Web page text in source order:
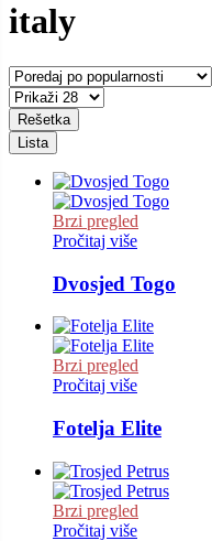
italy
Rešetka
Lista
Brzi pregled
Pročitaj više
Dvosjed Togo
Brzi pregled
Pročitaj više
Fotelja Elite
Brzi pregled
Pročitaj više